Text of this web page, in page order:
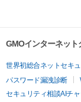
GMOインターネッ
世界初総合ネットセキ
パスワード漏洩診断
セキュリティ相談AIチャ